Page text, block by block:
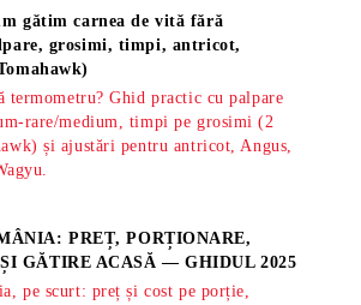
gătim carnea de vită fără
grosimi, timpi, antricot,
termometru? Ghid practic cu palpare
rare/medium, timpi pe grosimi (2
și ajustări pentru antricot, Angus,
PREȚ, PORȚIONARE,
GĂTIRE ACASĂ — GHIDUL 2025
pe scurt: preț și cost pe porție,